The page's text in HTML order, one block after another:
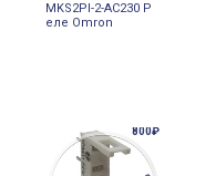
MKS2PI-2-AC230 Р
еле Omron
800₽